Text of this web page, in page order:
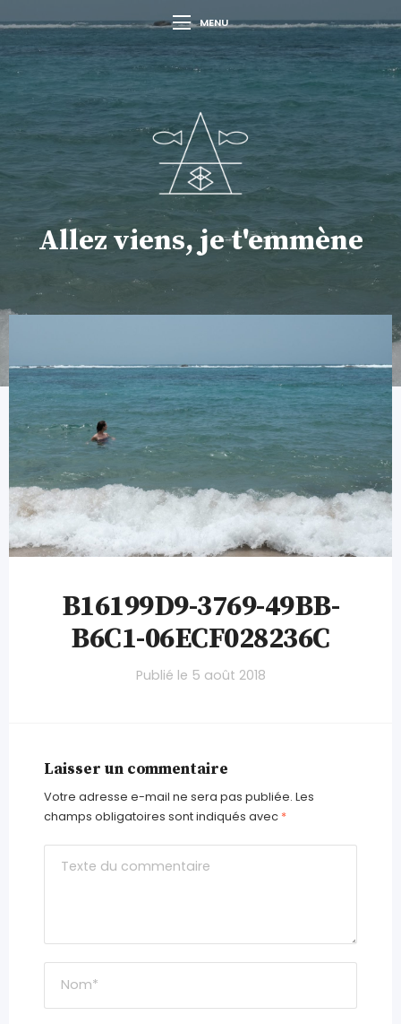
MENU
Allez viens, je t'emmène
B16199D9-3769-49BB-
B6C1-06ECF028236C
Publié le 5 août 2018
Laisser un commentaire
Votre adresse e-mail ne sera pas publiée. Les
champs obligatoires sont indiqués avec *